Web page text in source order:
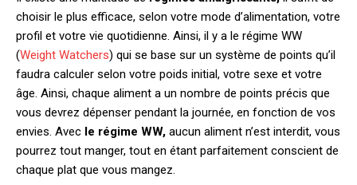
choisir le plus efficace, selon votre mode d’alimentation, votre
profil et votre vie quotidienne. Ainsi, il y a le régime WW
(Weight Watchers) qui se base sur un système de points qu’il
faudra calculer selon votre poids initial, votre sexe et votre
âge. Ainsi, chaque aliment a un nombre de points précis que
vous devrez dépenser pendant la journée, en fonction de vos
envies. Avec le régime WW, aucun aliment n’est interdit, vous
pourrez tout manger, tout en étant parfaitement conscient de
chaque plat que vous mangez.